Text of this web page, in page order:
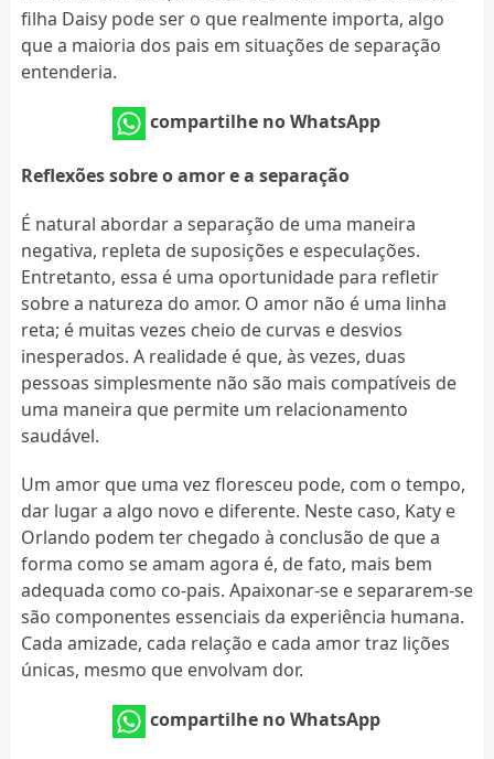
filha Daisy pode ser o que realmente importa, algo
que a maioria dos pais em situações de separação
entenderia.
compartilhe no WhatsApp
Reflexões sobre o amor e a separação
É natural abordar a separação de uma maneira
negativa, repleta de suposições e especulações.
Entretanto, essa é uma oportunidade para refletir
sobre a natureza do amor. O amor não é uma linha
reta; é muitas vezes cheio de curvas e desvios
inesperados. A realidade é que, às vezes, duas
pessoas simplesmente não são mais compatíveis de
uma maneira que permite um relacionamento
saudável.
Um amor que uma vez floresceu pode, com o tempo,
dar lugar a algo novo e diferente. Neste caso, Katy e
Orlando podem ter chegado à conclusão de que a
forma como se amam agora é, de fato, mais bem
adequada como co-pais. Apaixonar-se e separarem-se
são componentes essenciais da experiência humana.
Cada amizade, cada relação e cada amor traz lições
únicas, mesmo que envolvam dor.
compartilhe no WhatsApp